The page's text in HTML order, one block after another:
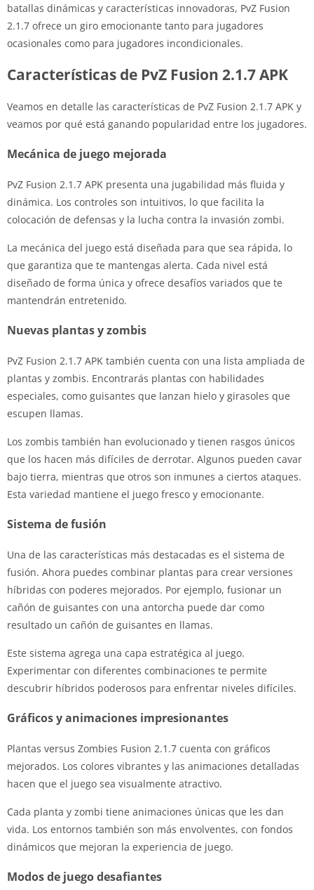
batallas dinámicas y características innovadoras, PvZ Fusion
2.1.7 ofrece un giro emocionante tanto para jugadores
ocasionales como para jugadores incondicionales.
Características de PvZ Fusion 2.1.7 APK
Veamos en detalle las características de PvZ Fusion 2.1.7 APK y
veamos por qué está ganando popularidad entre los jugadores.
Mecánica de juego mejorada
PvZ Fusion 2.1.7 APK presenta una jugabilidad más fluida y
dinámica. Los controles son intuitivos, lo que facilita la
colocación de defensas y la lucha contra la invasión zombi.
La mecánica del juego está diseñada para que sea rápida, lo
que garantiza que te mantengas alerta. Cada nivel está
diseñado de forma única y ofrece desafíos variados que te
mantendrán entretenido.
Nuevas plantas y zombis
PvZ Fusion 2.1.7 APK también cuenta con una lista ampliada de
plantas y zombis. Encontrarás plantas con habilidades
especiales, como guisantes que lanzan hielo y girasoles que
escupen llamas.
Los zombis también han evolucionado y tienen rasgos únicos
que los hacen más difíciles de derrotar. Algunos pueden cavar
bajo tierra, mientras que otros son inmunes a ciertos ataques.
Esta variedad mantiene el juego fresco y emocionante.
Sistema de fusión
Una de las características más destacadas es el sistema de
fusión. Ahora puedes combinar plantas para crear versiones
híbridas con poderes mejorados. Por ejemplo, fusionar un
cañón de guisantes con una antorcha puede dar como
resultado un cañón de guisantes en llamas.
Este sistema agrega una capa estratégica al juego.
Experimentar con diferentes combinaciones te permite
descubrir híbridos poderosos para enfrentar niveles difíciles.
Gráficos y animaciones impresionantes
Plantas versus Zombies Fusion 2.1.7 cuenta con gráficos
mejorados. Los colores vibrantes y las animaciones detalladas
hacen que el juego sea visualmente atractivo.
Cada planta y zombi tiene animaciones únicas que les dan
vida. Los entornos también son más envolventes, con fondos
dinámicos que mejoran la experiencia de juego.
Modos de juego desafiantes